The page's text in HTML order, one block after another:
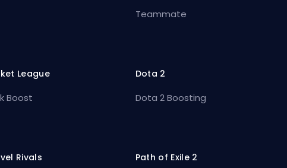
Teammate
League
Boost
Dota 2
Dota 2 Boosting
Rivals Path of Exile 2